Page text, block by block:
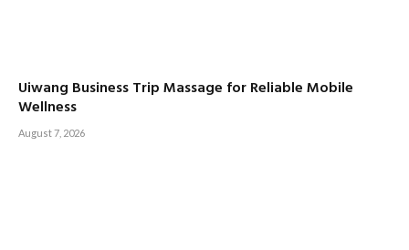
Uiwang Business Trip Massage for Reliable Mobile
Wellness
August 7, 2026